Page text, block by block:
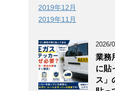
2019年12月
2019年11月
2026/
業務
に貼
ス」